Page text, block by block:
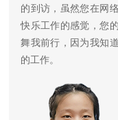
的到访，虽然您在网
快乐工作的感觉，您
舞我前行，因为我知
的工作。